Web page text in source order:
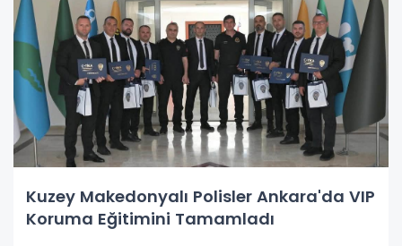
Kuzey Makedonyalı Polisler Ankara'da VIP
Koruma Eğitimini Tamamladı